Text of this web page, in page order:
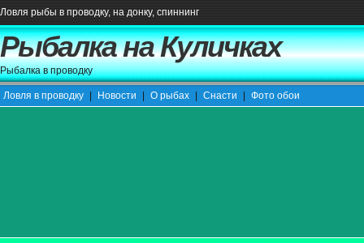
Ловля рыбы в проводку, на донку, спиннинг
Рыбалка на Куличках
Рыбалка в проводку
Ловля в проводку Новости О рыбах Снасти Фото обои